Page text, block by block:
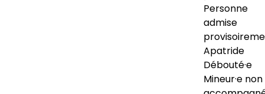
Personne
admise
Apatride
Débouté·e
Mineur·e non